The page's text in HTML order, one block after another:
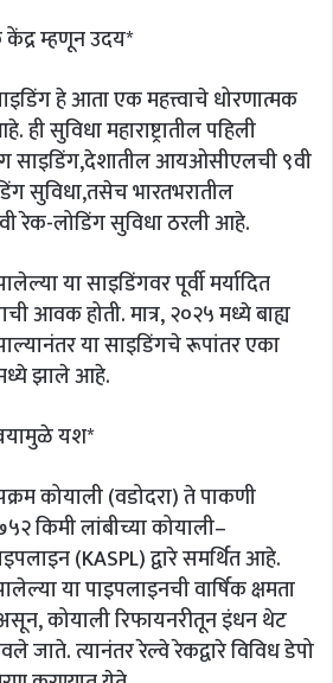
म्हणून उदय*
हे आता एक महत्त्वाचे धोरणात्मक
सुविधा महाराष्ट्रातील पहिली
आयओसीएलची ९वी
सुविधा,तसेच भारतभरातील
रेक-लोडिंग सुविधा ठरली आहे.
या साइडिंगवर पूर्वी मर्यादित
आवक होती. मात्र, २०२५ मध्ये बाह्य
या साइडिंगचे रूपांतर एका
झाले आहे.
यश*
कोयाली (वडोदरा) ते पाकणी
किमी लांबीच्या कोयाली–
(KASPL) द्वारे समर्थित आहे.
या पाइपलाइनची वार्षिक क्षमता
कोयाली रिफायनरीतून इंधन थेट
जाते. त्यानंतर रेल्वे रेकद्वारे विविध डेपो